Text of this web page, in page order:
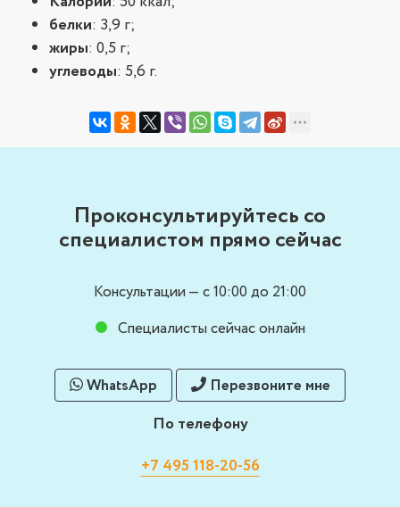
белки: 3,9 г;
жиры: 0,5 г;
углеводы: 5,6 г.
Проконсультируйтесь со
специалистом прямо сейчас
Консультации — с 10:00 до 21:00
Специалисты сейчас онлайн
WhatsApp Перезвоните мне
По телефону
+7 495 118-20-56